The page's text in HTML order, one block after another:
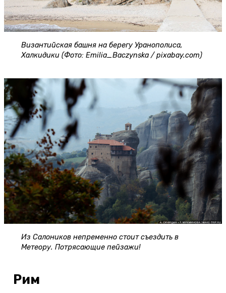
Византийская башня на берегу Уранополиса,
Халкидики (Фото: Emilia_Baczynska / pixabay.com)
Из Салоников непременно стоит съездить в
Метеору. Потрясающие пейзажи!
Рим